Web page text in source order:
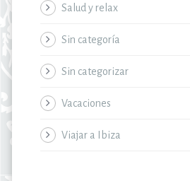
Salud y relax
Sin categoría
Sin categorizar
Vacaciones
Viajar a Ibiza